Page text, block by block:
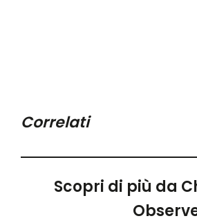
Correlati
Scopri di più da